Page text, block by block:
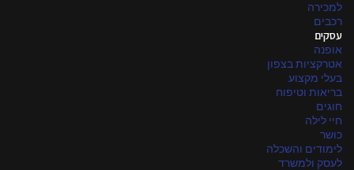
למכירה
רכבים
עסקים
אופנה
אטרקציות בצפון
בעלי מקצוע
בריאות וטיפוח
חוגים
חיי לילה
כושר
לימודים והשכלה
לעסק ולמשרד